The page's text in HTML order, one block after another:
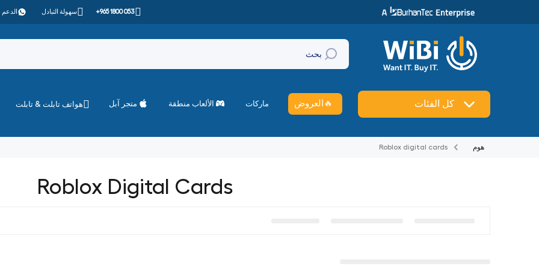
تخطي إلى المحتوى +965 1800 053 سهولة التبادل
بحث
كل الفئات 🔥 العروض ماركات الألعاب منطقة متجر آبل هواتف تابلت & تابلت
هوم Roblox digital cards
Roblox Digital Cards